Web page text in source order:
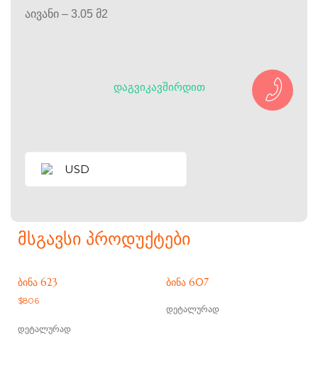
აივანი – 3.05 მ2
ᲓᲐᲒᲕᲘᲙᲐᲕᲨᲘᲠᲓᲘᲗ
USD
ᲛᲡᲒᲐᲕᲡᲘ ᲞᲠᲝᲓᲣᲥᲢᲔᲑᲘ
ᲑᲘᲜᲐ 623
$806
დეტალურად
ᲑᲘᲜᲐ 607
დეტალურად